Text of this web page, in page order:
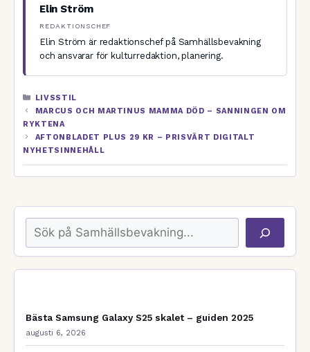
Elin Ström
REDAKTIONSCHEF
Elin Ström är redaktionschef på Samhällsbevakning
och ansvarar för kulturredaktion, planering.
KATEGORIER
LIVSSTIL
MARCUS OCH MARTINUS MAMMA DÖD – SANNINGEN OM
RYKTENA
AFTONBLADET PLUS 29 KR – PRISVÄRT DIGITALT
NYHETSINNEHÅLL
Sök
Bästa Samsung Galaxy S25 skalet – guiden 2025
augusti 6, 2026